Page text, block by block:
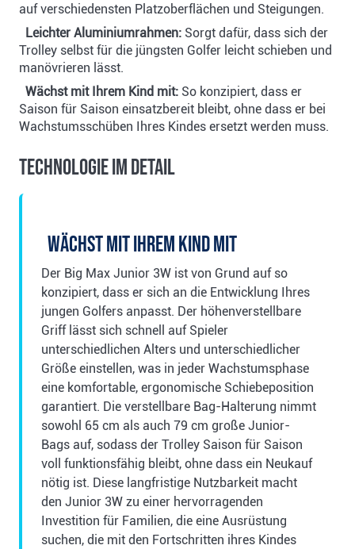
auf verschiedensten Platzoberflächen und Steigungen.
Leichter Aluminiumrahmen: Sorgt dafür, dass sich der
Trolley selbst für die jüngsten Golfer leicht schieben und
manövrieren lässt.
Wächst mit Ihrem Kind mit: So konzipiert, dass er
Saison für Saison einsatzbereit bleibt, ohne dass er bei
Wachstumsschüben Ihres Kindes ersetzt werden muss.
Technologie im Detail
Wächst mit Ihrem Kind mit
Der Big Max Junior 3W ist von Grund auf so
konzipiert, dass er sich an die Entwicklung Ihres
jungen Golfers anpasst. Der höhenverstellbare
Griff lässt sich schnell auf Spieler
unterschiedlichen Alters und unterschiedlicher
Größe einstellen, was in jeder Wachstumsphase
eine komfortable, ergonomische Schiebeposition
garantiert. Die verstellbare Bag-Halterung nimmt
sowohl 65 cm als auch 79 cm große Junior-
Bags auf, sodass der Trolley Saison für Saison
voll funktionsfähig bleibt, ohne dass ein Neukauf
nötig ist. Diese langfristige Nutzbarkeit macht
den Junior 3W zu einer hervorragenden
Investition für Familien, die eine Ausrüstung
suchen, die mit den Fortschritten ihres Kindes